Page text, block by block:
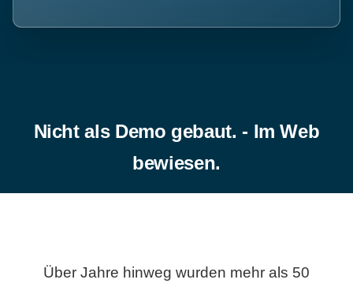
Nicht als Demo gebaut. - Im Web
bewiesen.
Über Jahre hinweg wurden mehr als 50